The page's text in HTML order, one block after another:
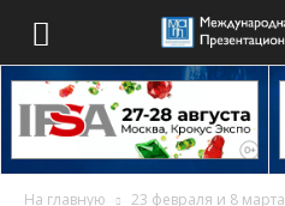
На главную 23 февраля и 8 марта